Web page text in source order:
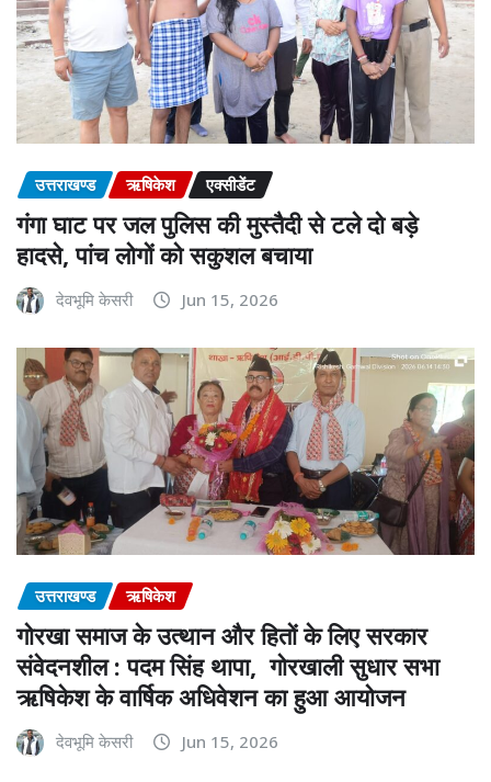
उत्तराखण्ड ऋषिकेश एक्सीडेंट
गंगा घाट पर जल पुलिस की मुस्तैदी से टले दो बड़े
हादसे, पांच लोगों को सकुशल बचाया
देवभूमि केसरी Jun 15, 2026
उत्तराखण्ड ऋषिकेश
गोरखा समाज के उत्थान और हितों के लिए सरकार
संवेदनशील : पदम सिंह थापा, गोरखाली सुधार सभा
ऋषिकेश के वार्षिक अधिवेशन का हुआ आयोजन
देवभूमि केसरी Jun 15, 2026